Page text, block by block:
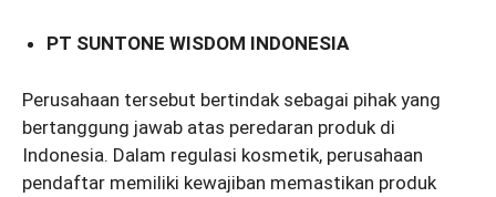
PT SUNTONE WISDOM INDONESIA
Perusahaan tersebut bertindak sebagai pihak yang
bertanggung jawab atas peredaran produk di
Indonesia. Dalam regulasi kosmetik, perusahaan
pendaftar memiliki kewajiban memastikan produk